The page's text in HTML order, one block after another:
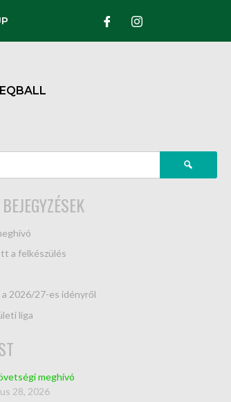
a felkészülés
2026/27-es idényről
liga
meghívó
28, 2026